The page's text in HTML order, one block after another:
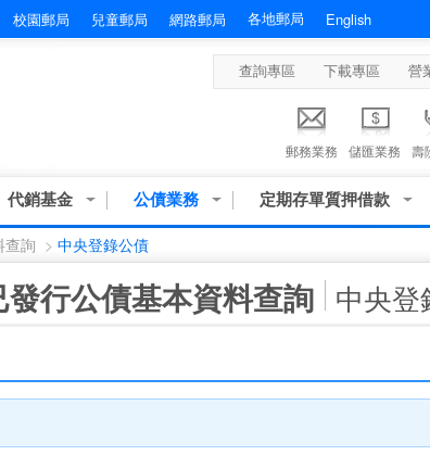
校園郵局 兒童郵局 網路郵局 各地郵局 English
查詢專區 下載專區 營
郵務業務 儲匯業務 壽
代銷基金 公債業務 定期存單質押借款
查詢 > 中央登錄公債
發行公債基本資料查詢 中央登